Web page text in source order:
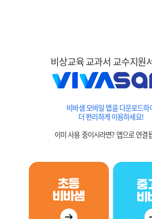
비상교육 교과서 교수지원
비바샘 모바일 앱을 다운로드하
더 편리하게 이용하세요!
이미 사용 중이시라면? 앱으로 연결